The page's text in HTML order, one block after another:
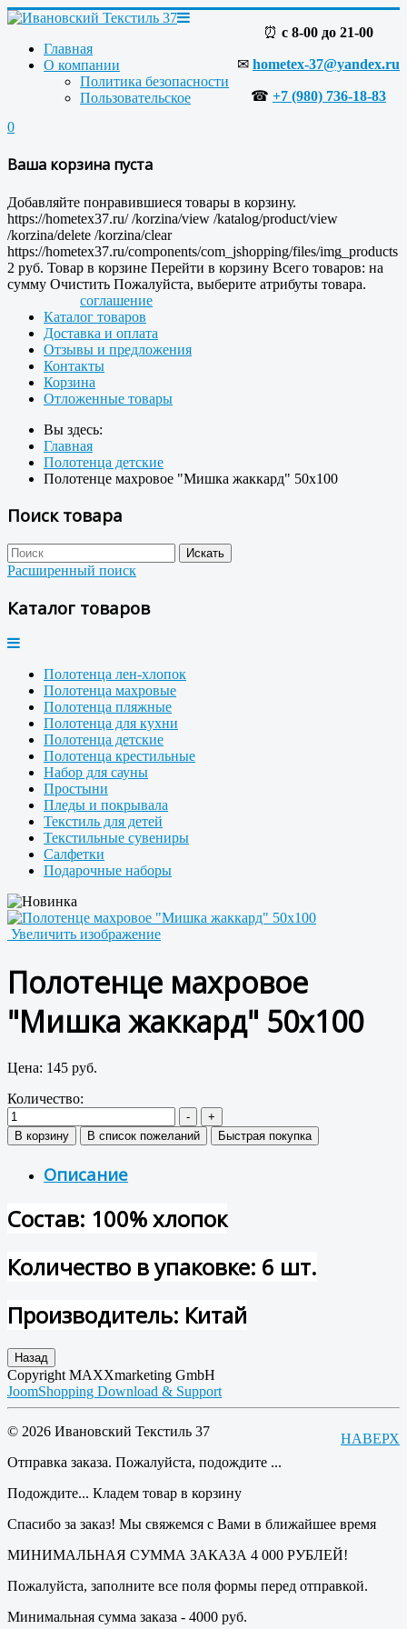
⏰ с 8-00 до 21-00
✉ hometex-37@yandex.ru
☎ +7 (980) 736-18-83
0
Ваша корзина пуста
Добавляйте понравившиеся товары в корзину.
https://hometex37.ru/ /korzina/view /katalog/product/view
/korzina/delete /korzina/clear
https://hometex37.ru/components/com_jshopping/files/img_products
2 руб. Товар в корзине Перейти в корзину Всего товаров: на
сумму Очистить Пожалуйста, выберите атрибуты товара.
Главная
О компании
Политика безопасности
Пользовательское
соглашение
Каталог товаров
Доставка и оплата
Отзывы и предложения
Контакты
Корзина
Отложенные товары
Вы здесь:
Главная
Полотенца детские
Полотенце махровое "Мишка жаккард" 50x100
Поиск товара
Расширенный поиск
Каталог товаров
Полотенца лен-хлопок
Полотенца махровые
Полотенца пляжные
Полотенца для кухни
Полотенца детские
Полотенца крестильные
Набор для сауны
Простыни
Пледы и покрывала
Текстиль для детей
Текстильные сувениры
Салфетки
Подарочные наборы
Увеличить изображение
Полотенце махровое
"Мишка жаккард" 50x100
Цена: 145 руб.
Количество:
Описание
Состав: 100% хлопок
Количество в упаковке: 6 шт.
Производитель: Китай
Copyright MAXXmarketing GmbH
JoomShopping Download & Support
НАВЕРХ
© 2026 Ивановский Текстиль 37
Отправка заказа. Пожалуйста, подождите ...
Подождите... Кладем товар в корзину
Спасибо за заказ! Мы свяжемся с Вами в ближайшее время
МИНИМАЛЬНАЯ СУММА ЗАКАЗА 4 000 РУБЛЕЙ!
Пожалуйста, заполните все поля формы перед отправкой.
Минимальная сумма заказа - 4000 руб.